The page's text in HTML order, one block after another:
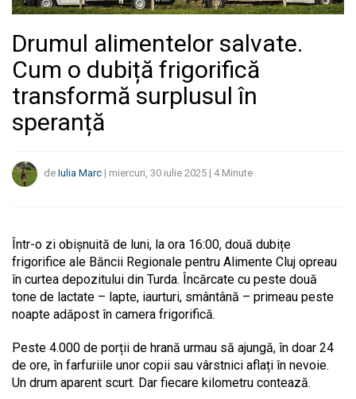
Drumul alimentelor salvate.
Cum o dubiță frigorifică
transformă surplusul în
speranță
de Iulia Marc | miercuri, 30 iulie 2025 | 4 Minute
Într-o zi obișnuită de luni, la ora 16:00, două dubițe
frigorifice ale Băncii Regionale pentru Alimente Cluj opreau
în curtea depozitului din Turda. Încărcate cu peste două
tone de lactate – lapte, iaurturi, smântână – primeau peste
noapte adăpost în camera frigorifică.
Peste 4.000 de porții de hrană urmau să ajungă, în doar 24
de ore, în farfuriile unor copii sau vârstnici aflați în nevoie.
Un drum aparent scurt. Dar fiecare kilometru contează.